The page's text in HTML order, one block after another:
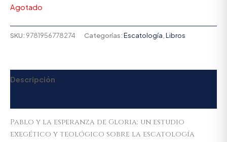
Agotado
SKU: 9781956778274 Categorías:Escatología Libros
Descripción
Pablo y la esperanza de Gloria: un estudio
exegético y teológico sobre la escatología